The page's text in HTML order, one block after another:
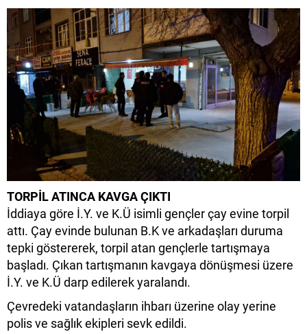
TORPİL ATINCA KAVGA ÇIKTI
İddiaya göre İ.Y. ve K.Ü isimli gençler çay evine torpil
attı. Çay evinde bulunan B.K ve arkadaşları duruma
tepki göstererek, torpil atan gençlerle tartışmaya
başladı. Çıkan tartışmanın kavgaya dönüşmesi üzere
İ.Y. ve K.Ü darp edilerek yaralandı.
Çevredeki vatandaşların ihbarı üzerine olay yerine
polis ve sağlık ekipleri sevk edildi.